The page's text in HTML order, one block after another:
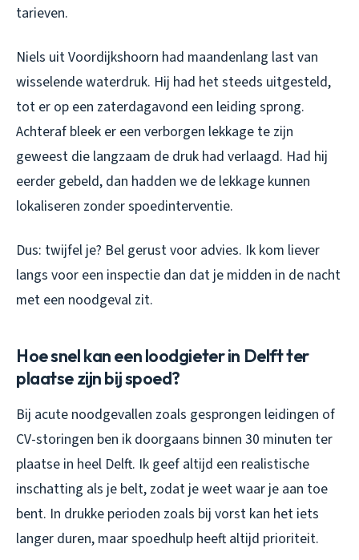
tarieven.
Niels uit Voordijkshoorn had maandenlang last van
wisselende waterdruk. Hij had het steeds uitgesteld,
tot er op een zaterdagavond een leiding sprong.
Achteraf bleek er een verborgen lekkage te zijn
geweest die langzaam de druk had verlaagd. Had hij
eerder gebeld, dan hadden we de lekkage kunnen
lokaliseren zonder spoedinterventie.
Dus: twijfel je? Bel gerust voor advies. Ik kom liever
langs voor een inspectie dan dat je midden in de nacht
met een noodgeval zit.
Hoe snel kan een loodgieter in Delft ter
plaatse zijn bij spoed?
Bij acute noodgevallen zoals gesprongen leidingen of
CV-storingen ben ik doorgaans binnen 30 minuten ter
plaatse in heel Delft. Ik geef altijd een realistische
inschatting als je belt, zodat je weet waar je aan toe
bent. In drukke perioden zoals bij vorst kan het iets
langer duren, maar spoedhulp heeft altijd prioriteit.